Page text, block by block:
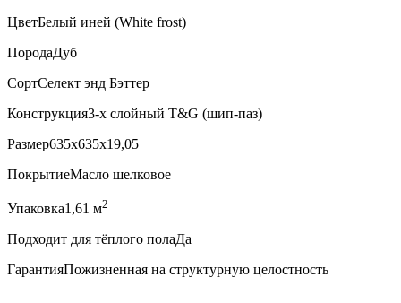
ЦветБелый иней (White frost)
ПородаДуб
СортСелект энд Бэттер
Конструкция3-х слойный T&G (шип-паз)
Размер635x635x19,05
ПокрытиеМасло шелковое
Упаковка1,61 м2
Подходит для тёплого полаДа
ГарантияПожизненная на структурную целостность